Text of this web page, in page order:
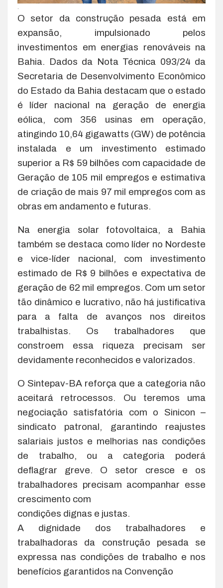
O setor da construção pesada está em
expansão, impulsionado pelos
investimentos em energias renováveis na
Bahia. Dados da Nota Técnica 093/24 da
Secretaria de Desenvolvimento Econômico
do Estado da Bahia destacam que o estado
é líder nacional na geração de energia
eólica, com 356 usinas em operação,
atingindo 10,64 gigawatts (GW) de potência
instalada e um investimento estimado
superior a R$ 59 bilhões com capacidade de
Geração de 105 mil empregos e estimativa
de criação de mais 97 mil empregos com as
obras em andamento e futuras.
Na energia solar fotovoltaica, a Bahia
também se destaca como líder no Nordeste
e vice-líder nacional, com investimento
estimado de R$ 9 bilhões e expectativa de
geração de 62 mil empregos. Com um setor
tão dinâmico e lucrativo, não há justificativa
para a falta de avanços nos direitos
trabalhistas. Os trabalhadores que
constroem essa riqueza precisam ser
devidamente reconhecidos e valorizados.
O Sintepav-BA reforça que a categoria não
aceitará retrocessos. Ou teremos uma
negociação satisfatória com o Sinicon –
sindicato patronal, garantindo reajustes
salariais justos e melhorias nas condições
de trabalho, ou a categoria poderá
deflagrar greve. O setor cresce e os
trabalhadores precisam acompanhar esse
crescimento com
condições dignas e justas.
A dignidade dos trabalhadores e
trabalhadoras da construção pesada se
expressa nas condições de trabalho e nos
benefícios garantidos na Convenção